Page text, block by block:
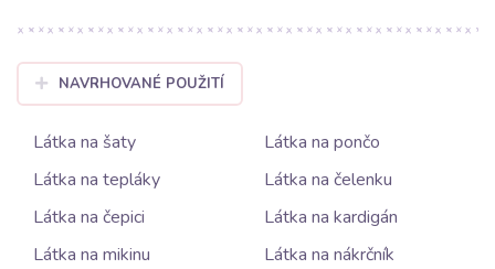
NAVRHOVANÉ POUŽITÍ
Látka na šaty
Látka na pončo
Látka na tepláky
Látka na čelenku
Látka na čepici
Látka na kardigán
Látka na mikinu
Látka na nákrčník